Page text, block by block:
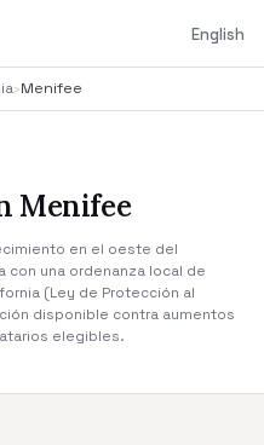
English
›Menifee
Menifee
en el oeste del
con una ordenanza local de
(Ley de Protección al
disponible contra aumentos
elegibles.